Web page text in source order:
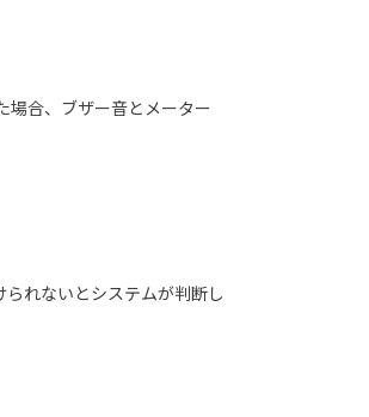
場合、ブザー音とメーター
れないとシステムが判断し